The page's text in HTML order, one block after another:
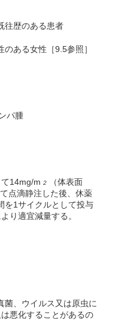
往歴のある患者
ある女性［9.5参照］
パ腫
14mg/m 2
（体表面
点滴静注した後、休薬
を1サイクルとして投与
り適宜減量する。
、ウイルス又は原虫に
悪化することがあるの